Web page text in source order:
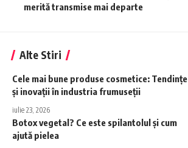
merită transmise mai departe
Alte Stiri
Cele mai bune produse cosmetice: Tendințe
și inovații în industria frumuseții
iulie 23, 2026
Botox vegetal? Ce este spilantolul și cum
ajută pielea